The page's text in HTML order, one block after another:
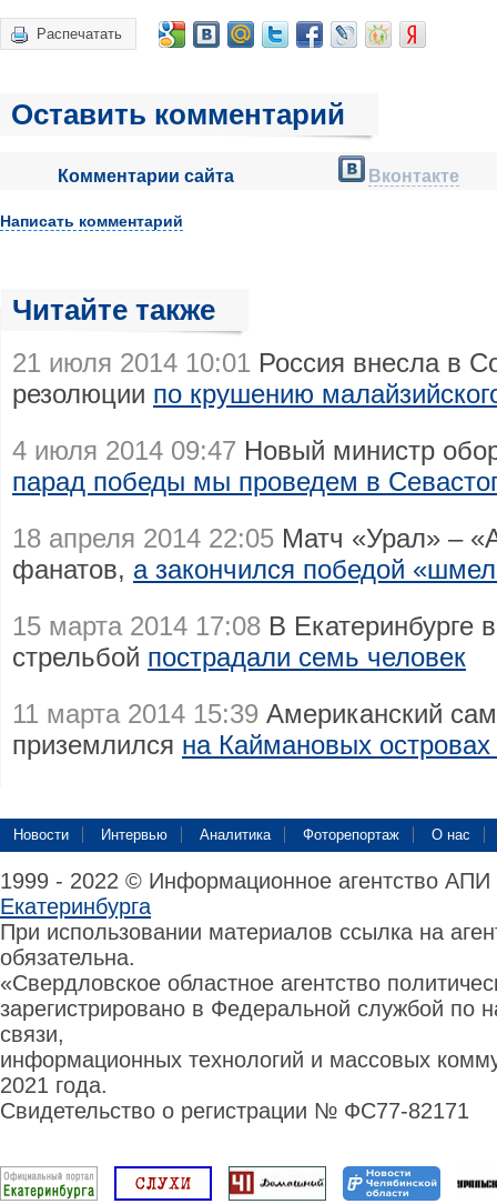
Распечатать
Оставить комментарий
Комментарии сайта Вконтакте
Написать комментарий
Читайте также
21 июля 2014 10:01 Россия внесла в
резолюции по крушению
4 июля 2014 09:47 Новый министр
парад победы мы проведем в
18 апреля 2014 22:05 Матч «Урал» –
фанатов, а закончился победой
15 марта 2014 17:08 В Екатеринбурге
стрельбой пострадали семь человек
11 марта 2014 15:39 Американский
приземлился на Каймановых
Новости Интервью Аналитика Фоторепортаж О нас
1999 - 2022 © Информационное агентство
Екатеринбурга
При использовании материалов ссылка на
обязательна.
«Свердловское областное агентство
зарегистрировано в Федеральной службой по
связи,
информационных технологий и массовых
2021 года.
Свидетельство о регистрации № ФС77-82171